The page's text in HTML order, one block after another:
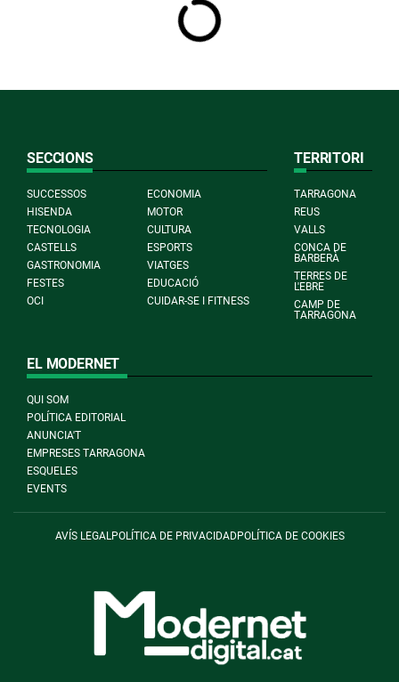
SECCIONS
SUCCESSOS
ECONOMIA
HISENDA
MOTOR
TECNOLOGIA
CULTURA
CASTELLS
ESPORTS
GASTRONOMIA
VIATGES
FESTES
EDUCACIÓ
OCI
CUIDAR-SE I FITNESS
TERRITORI
TARRAGONA
REUS
VALLS
CONCA DE
BARBERÀ
TERRES DE
L'EBRE
CAMP DE
TARRAGONA
EL MODERNET
QUI SOM
POLÍTICA EDITORIAL
ANUNCIA'T
EMPRESES TARRAGONA
ESQUELES
EVENTS
AVÍS LEGAL POLÍTICA DE PRIVACIDADPOLÍTICA DE COOKIES